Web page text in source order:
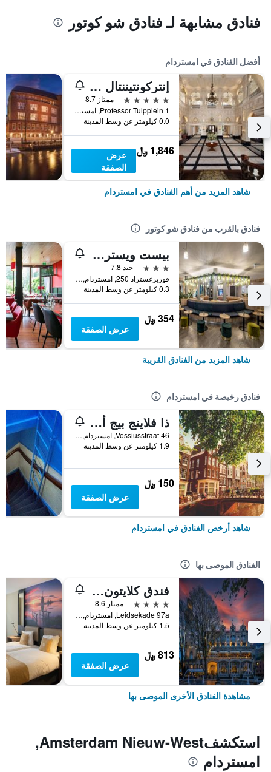
فنادق مشابهة لـ فنادق شو كوتور
أفضل الفنادق في امستردام
إنتركونتيننتال أمستل أمستردام
5 نجوم
ممتاز 8.7
Professor Tulpplein 1, امستردام, مقاطعة شمال هولندا, هولندا
0.0 كيلومتر عن وسط المدينة
1,846 ﷼
عرض
الصفقة
شاهد المزيد من أهم الفنادق في امستردام
فنادق بالقرب من فنادق شو كوتور
بيست ويسترن أمستردام
3 نجوم
جيد 7.8
فوربرغستراد 250, امستردام, مقاطعة شمال هولندا, هولندا
0.3 كيلومتر عن وسط المدينة
354 ﷼
عرض الصفقة
شاهد المزيد من الفنادق القريبة
فنادق رخيصة في امستردام
ذا فلاينج بيج أبتاون هوستل
Vossiusstraat 46, امستردام, مقاطعة شمال هولندا, هولندا
1.9 كيلومتر عن وسط المدينة
150 ﷼
عرض الصفقة
شاهد أرخص الفنادق في امستردام
الفنادق الموصى بها
فندق كلايتون أمستردام أمريكان
4 نجوم
ممتاز 8.6
Leidsekade 97a, امستردام, مقاطعة شمال هولندا, هولندا
1.5 كيلومتر عن وسط المدينة
813 ﷼
عرض الصفقة
مشاهدة الفنادق الأخرى الموصى بها
استكشفAmsterdam Nieuw-West,
امستردام